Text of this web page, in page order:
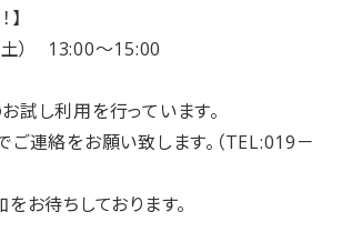
】
土） 13:00～15:00
試し利用を行っています。
連絡をお願い致します。（TEL:019－
お待ちしております。